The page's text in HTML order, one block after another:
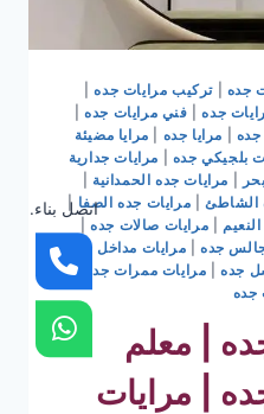
جده |تركيب مرايات جده|
جده| فني مرايات جده|
جده مرايا جده
مرايا مضيئة
بلجيكي جده
مرايات جدارية
مرايات جده الحمدانية
الشاطئ مرايات جده الصفا |
مرايات صالات جده|
جده مرايات مداخل جده
|
جده| مرايات ممرات جده
|
جده
| معلم
| مرايات
اتصل بناء.